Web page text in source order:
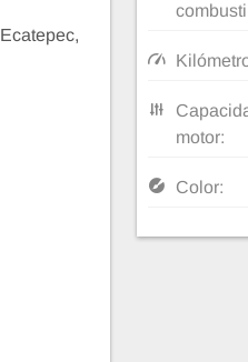
Ecatepec,
motor:
Color: